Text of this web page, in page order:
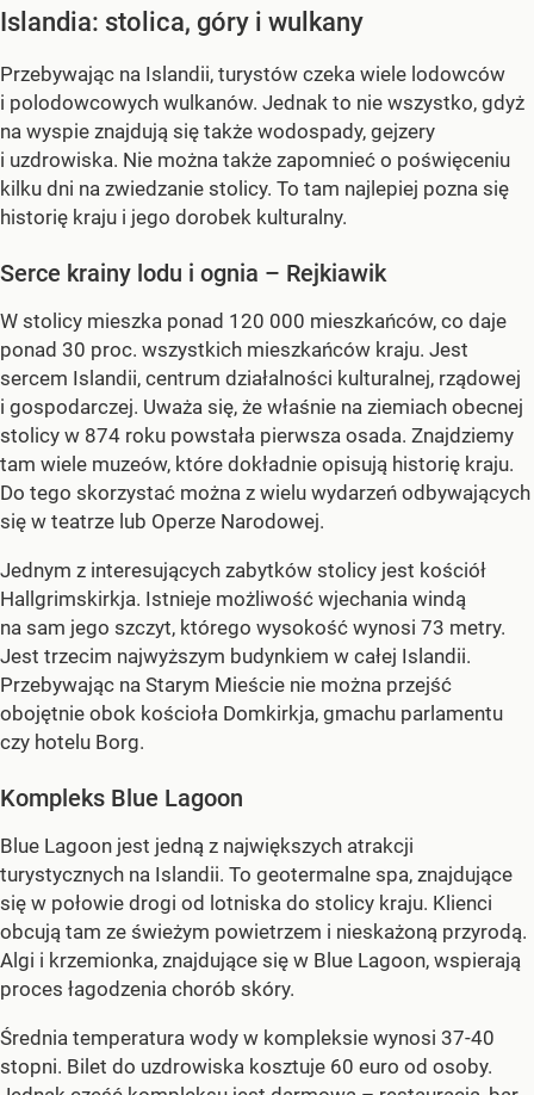
Islandia: stolica, góry i wulkany
Przebywając na Islandii, turystów czeka wiele lodowców
i polodowcowych wulkanów. Jednak to nie wszystko, gdyż
na wyspie znajdują się także wodospady, gejzery
i uzdrowiska. Nie można także zapomnieć o poświęceniu
kilku dni na zwiedzanie stolicy. To tam najlepiej pozna się
historię kraju i jego dorobek kulturalny.
Serce krainy lodu i ognia – Rejkiawik
W stolicy mieszka ponad 120 000 mieszkańców, co daje
ponad 30 proc. wszystkich mieszkańców kraju. Jest
sercem Islandii, centrum działalności kulturalnej, rządowej
i gospodarczej. Uważa się, że właśnie na ziemiach obecnej
stolicy w 874 roku powstała pierwsza osada. Znajdziemy
tam wiele muzeów, które dokładnie opisują historię kraju.
Do tego skorzystać można z wielu wydarzeń odbywających
się w teatrze lub Operze Narodowej.
Jednym z interesujących zabytków stolicy jest kościół
Hallgrimskirkja. Istnieje możliwość wjechania windą
na sam jego szczyt, którego wysokość wynosi 73 metry.
Jest trzecim najwyższym budynkiem w całej Islandii.
Przebywając na Starym Mieście nie można przejść
obojętnie obok kościoła Domkirkja, gmachu parlamentu
czy hotelu Borg.
Kompleks Blue Lagoon
Blue Lagoon jest jedną z największych atrakcji
turystycznych na Islandii. To geotermalne spa, znajdujące
się w połowie drogi od lotniska do stolicy kraju. Klienci
obcują tam ze świeżym powietrzem i nieskażoną przyrodą.
Algi i krzemionka, znajdujące się w Blue Lagoon, wspierają
proces łagodzenia chorób skóry.
Średnia temperatura wody w kompleksie wynosi 37-40
stopni. Bilet do uzdrowiska kosztuje 60 euro od osoby.